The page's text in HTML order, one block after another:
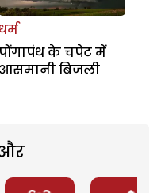
धर्म
के चपेट में
आसमानी बिजली